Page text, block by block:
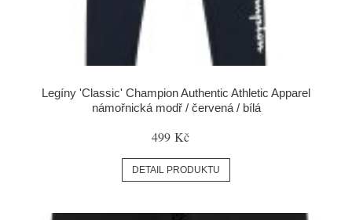
Legíny 'Classic' Champion Authentic Athletic Apparel
námořnická modř / červená / bílá
499 Kč
DETAIL PRODUKTU